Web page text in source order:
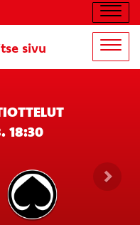
sivu
18:30